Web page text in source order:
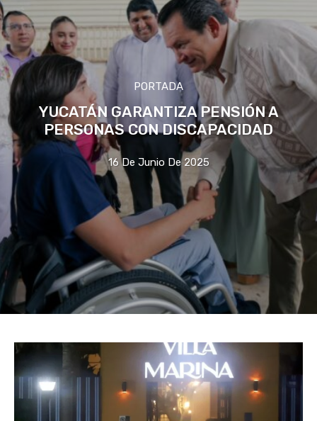
PORTADA
YUCATÁN GARANTIZA PENSIÓN A
PERSONAS CON DISCAPACIDAD
16 De Junio De 2025